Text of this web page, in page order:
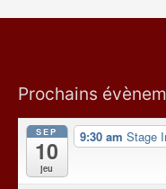
Prochains
SEP
10
jeu
9:30 am Stage